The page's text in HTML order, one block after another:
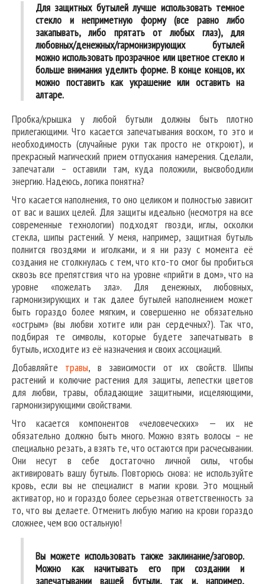
Для защитных бутылей лучше использовать темное
стекло и неприметную форму (все равно либо
закапывать, либо прятать от любых глаз), для
любовных/денежных/гармонизирующих бутылей
можно использовать прозрачное или цветное стекло и
больше внимания уделить форме. В конце концов, их
можно поставить как украшение или оставить на
алтаре.
Пробка/крышка у любой бутыли должны быть плотно
прилегающими. Что касается запечатывания воском, то это и
необходимость (случайные руки так просто не откроют), и
прекрасный магический прием отпускания намерения. Сделали,
запечатали – оставили там, куда положили, высвободили
энергию. Надеюсь, логика понятна?
Что касается наполнения, то оно целиком и полностью зависит
от вас и ваших целей. Для защиты идеально (несмотря на все
современные технологии) подходят гвозди, иглы, осколки
стекла, шипы растений. У меня, например, защитная бутыль
полнится гвоздями и иголками, и я ни разу с момента её
создания не столкнулась с тем, что кто-то смог бы пробиться
сквозь все препятствия что на уровне «прийти в дом», что на
уровне «пожелать зла». Для денежных, любовных,
гармонизирующих и так далее бутылей наполнением может
быть гораздо более мягким, и совершенно не обязательно
«острым» (вы любви хотите или ран сердечных?). Так что,
подбирая те символы, которые будете запечатывать в
бутыль, исходите из её назначения и своих ассоциаций.
Добавляйте травы, в зависимости от их свойств. Шипы
растений и колючие растения для защиты, лепестки цветов
для любви, травы, обладающие защитными, исцеляющими,
гармонизирующими свойствами.
Что касается компонентов «человеческих» — их не
обязательно должно быть много. Можно взять волосы – не
специально резать, а взять те, что остаются при расчесывании.
Они несут в себе достаточно личной силы, чтобы
активировать вашу бутыль. Повторюсь снова: не используйте
кровь, если вы не специалист в магии крови. Это мощный
активатор, но и гораздо более серьезная ответственность за
то, что вы делаете. Отменить любую магию на крови гораздо
сложнее, чем всю остальную!
Вы можете использовать также заклинание/заговор.
Можно как начитывать его при создании и
запечатывании вашей бутыли, так и, например,